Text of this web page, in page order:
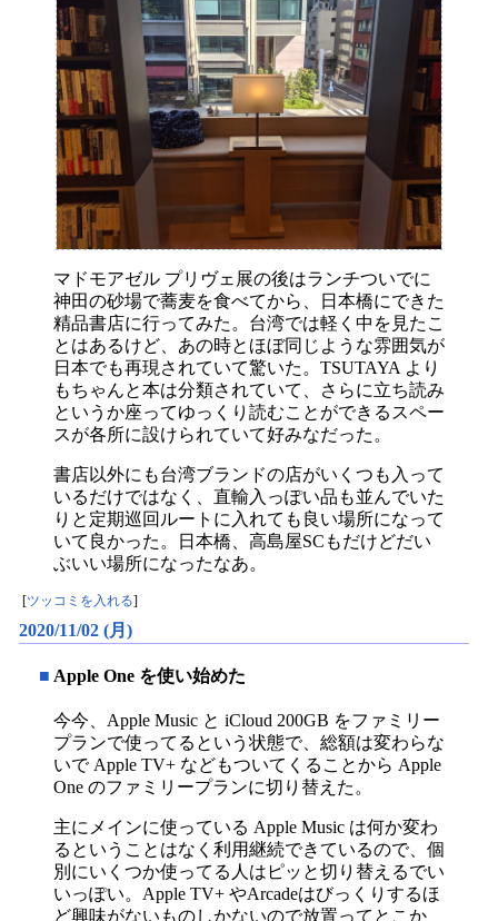
マドモアゼル プリヴェ展の後はランチついでに
神田の砂場で蕎麦を食べてから、日本橋にできた
精品書店に行ってみた。台湾では軽く中を見たこ
とはあるけど、あの時とほぼ同じような雰囲気が
日本でも再現されていて驚いた。TSUTAYA より
もちゃんと本は分類されていて、さらに立ち読み
というか座ってゆっくり読むことができるスペー
スが各所に設けられていて好みなだった。
書店以外にも台湾ブランドの店がいくつも入って
いるだけではなく、直輸入っぽい品も並んでいた
りと定期巡回ルートに入れても良い場所になって
いて良かった。日本橋、高島屋SCもだけどだい
ぶいい場所になったなあ。
[ツッコミを入れる]
2020/11/02 (月)
■ Apple One を使い始めた
今今、Apple Music と iCloud 200GB をファミリー
プランで使ってるという状態で、総額は変わらな
いで Apple TV+ などもついてくることから Apple
One のファミリープランに切り替えた。
主にメインに使っている Apple Music は何か変わ
るということはなく利用継続できているので、個
別にいくつか使ってる人はピッと切り替えるでい
いっぽい。Apple TV+ やArcadeはびっくりするほ
ど興味がないものしかないので放置ってとこか